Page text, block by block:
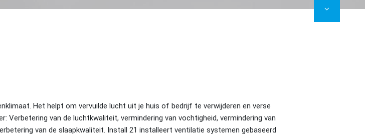
Het helpt om vervuilde lucht uit je huis of bedrijf te verwijderen en verse
Verbetering van de luchtkwaliteit, vermindering van vochtigheid, vermindering van
van de slaapkwaliteit. Install 21 installeert ventilatie systemen gebaseerd